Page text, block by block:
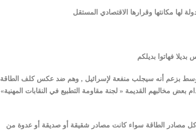
بزعم أنه سيجلب منفعة لإسرائيل , وهم ضد عكس كلف الطاقة
بعض مخالبهم القديمة « لجنة مقاومة التطبيع في النقابات المهنية»
كل مصادر الطاقة سواء كانت مصادر شقيقة أو صديقة أو عدوة من